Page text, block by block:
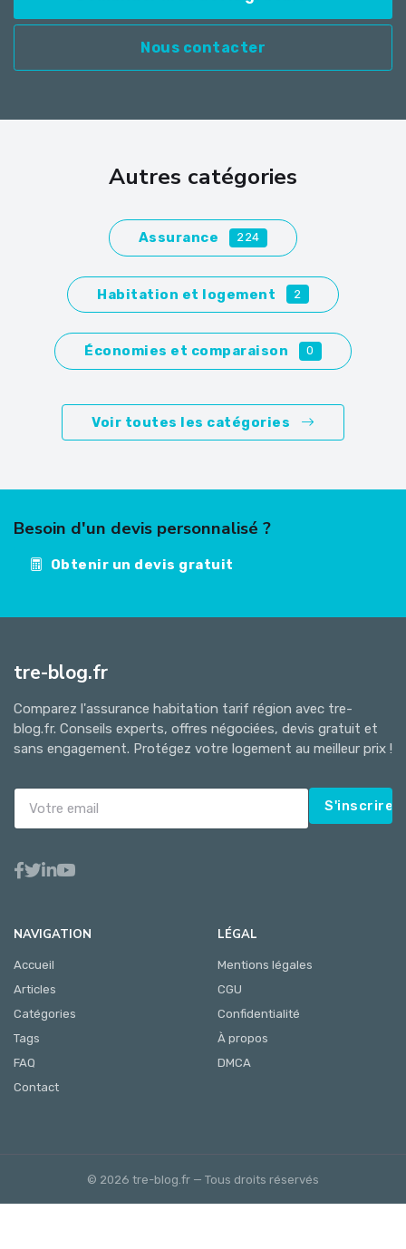
Nous contacter
Autres catégories
Assurance 224
Habitation et logement 2
Économies et comparaison 0
Voir toutes les catégories
Besoin d'un devis personnalisé ?
Obtenir un devis gratuit
tre-blog.fr
Comparez l'assurance habitation tarif région avec tre-
blog.fr. Conseils experts, offres négociées, devis gratuit et
sans engagement. Protégez votre logement au meilleur prix !
S'inscrire
NAVIGATION
Accueil
Articles
Catégories
Tags
FAQ
Contact
LÉGAL
Mentions légales
CGU
Confidentialité
À propos
DMCA
© 2026 tre-blog.fr — Tous droits réservés